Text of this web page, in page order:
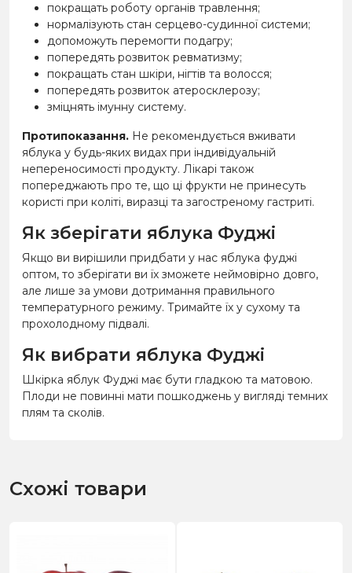
покращать роботу органів травлення;
нормалізують стан серцево-судинної системи;
допоможуть перемогти подагру;
попередять розвиток ревматизму;
покращать стан шкіри, нігтів та волосся;
попередять розвиток атеросклерозу;
зміцнять імунну систему.
Протипоказання. Не рекомендується вживати
яблука у будь-яких видах при індивідуальній
непереносимості продукту. Лікарі також
попереджають про те, що ці фрукти не принесуть
користі при коліті, виразці та загостреному гастриті.
Як зберігати яблука Фуджі
Якщо ви вирішили придбати у нас яблука фуджі
оптом, то зберігати ви їх зможете неймовірно довго,
але лише за умови дотримання правильного
температурного режиму. Тримайте їх у сухому та
прохолодному підвалі.
Як вибрати яблука Фуджі
Шкірка яблук Фуджі має бути гладкою та матовою.
Плоди не повинні мати пошкоджень у вигляді темних
плям та сколів.
Схожі товари